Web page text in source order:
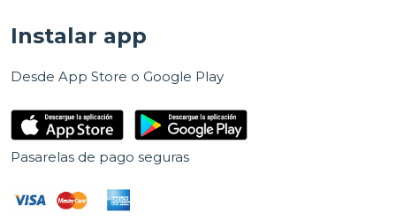
Instalar app
Desde App Store o Google Play
Pasarelas de pago seguras